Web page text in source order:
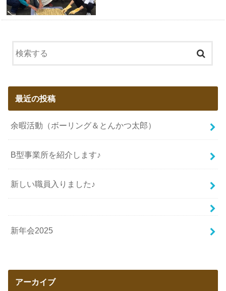
最近の投稿
余暇活動（ボーリング＆とんかつ太郎）
B型事業所を紹介します♪
新しい職員入りました♪
新年会2025
アーカイブ